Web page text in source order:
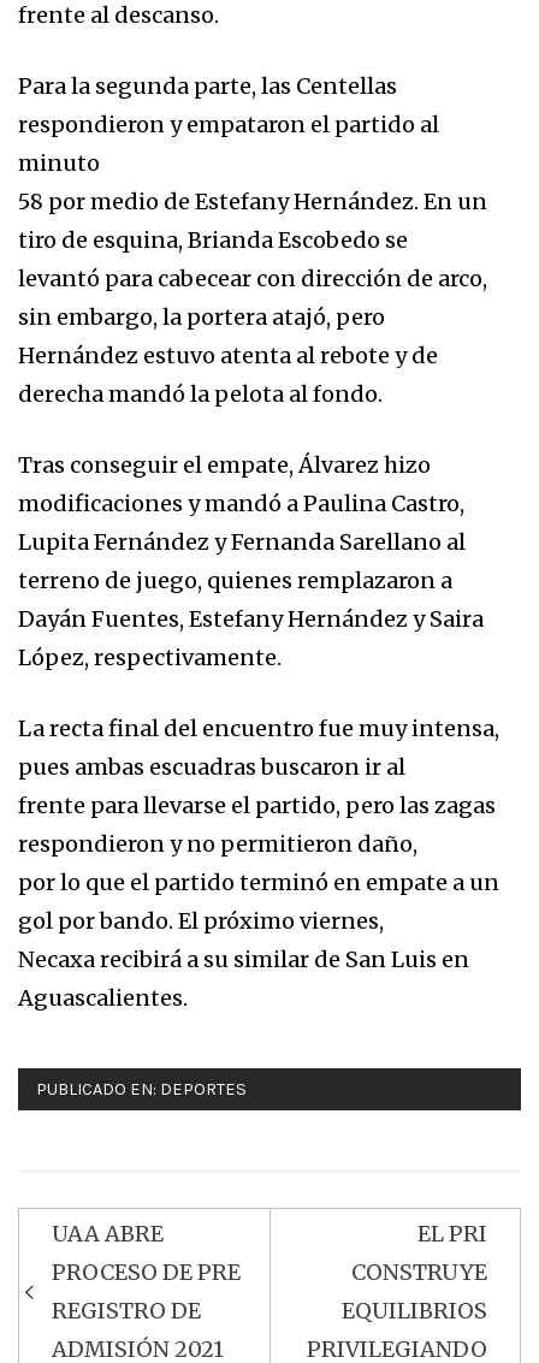
frente al descanso.
Para la segunda parte, las Centellas
respondieron y empataron el partido al
minuto
58 por medio de Estefany Hernández. En un
tiro de esquina, Brianda Escobedo se
levantó para cabecear con dirección de arco,
sin embargo, la portera atajó, pero
Hernández estuvo atenta al rebote y de
derecha mandó la pelota al fondo.
Tras conseguir el empate, Álvarez hizo
modificaciones y mandó a Paulina Castro,
Lupita Fernández y Fernanda Sarellano al
terreno de juego, quienes remplazaron a
Dayán Fuentes, Estefany Hernández y Saira
López, respectivamente.
La recta final del encuentro fue muy intensa,
pues ambas escuadras buscaron ir al
frente para llevarse el partido, pero las zagas
respondieron y no permitieron daño,
por lo que el partido terminó en empate a un
gol por bando. El próximo viernes,
Necaxa recibirá a su similar de San Luis en
Aguascalientes.
PUBLICADO EN: DEPORTES
Navegación
de
entradas
UAA ABRE
PROCESO DE PRE
REGISTRO DE
ADMISIÓN 2021
EL PRI
CONSTRUYE
EQUILIBRIOS
PRIVILEGIANDO